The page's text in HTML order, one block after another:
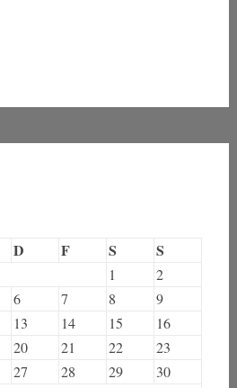
D F S S
1
2
6 7 8
9
13 14 15
16
20 21 22
23
27 28 29
30